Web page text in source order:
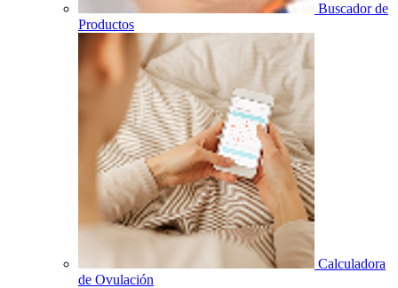
Buscador de
Productos
Calculadora
de Ovulación